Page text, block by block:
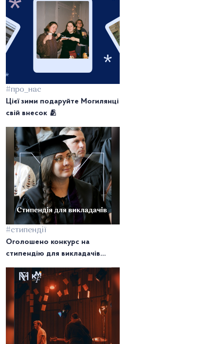
#про_нас
Цієї зими подаруйте Могилянці
свій внесок 🫂
#стипендії
Оголошено конкурс на
стипендію для викладачів